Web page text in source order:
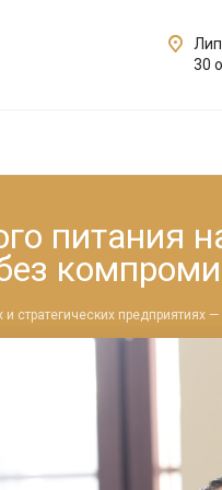
30
питания
предприятиях